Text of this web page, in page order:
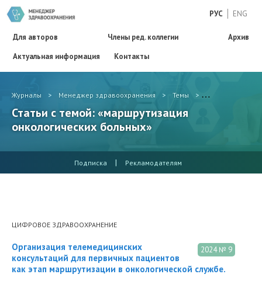
РУС ENG
Для авторов Члены ред. коллегии
Архив
Актуальная информация
Контакты
Журналы > Менеджер здравоохранения > Темы > маршрутизация
Статьи с темой: «маршрутизация
онкологических больных»
Подписка | Рекламодателям
ЦИФРОВОЕ ЗДРАВООХРАНЕНИЕ
2024 № 9
Организация телемедицинских
консультаций для первичных пациентов
как этап маршрутизации в онкологической службе.